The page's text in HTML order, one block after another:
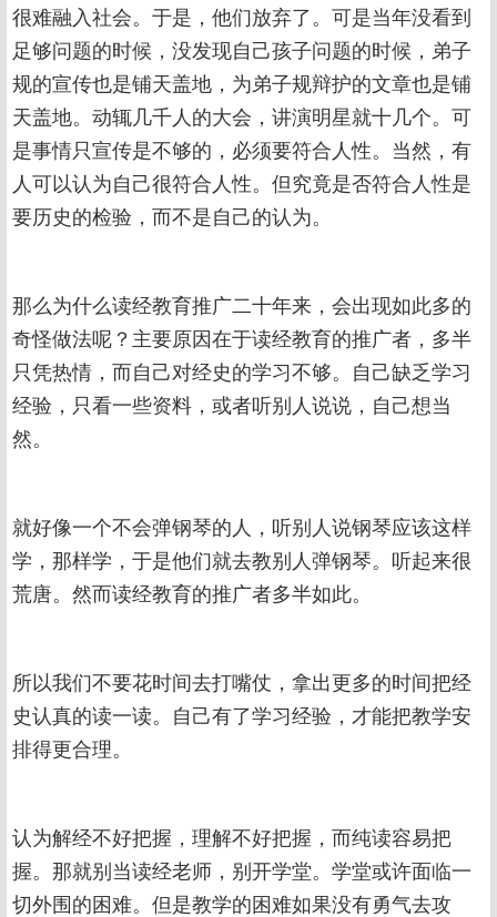
很难融入社会。于是，他们放弃了。可是当年没看到
足够问题的时候，没发现自己孩子问题的时候，弟子
规的宣传也是铺天盖地，为弟子规辩护的文章也是铺
天盖地。动辄几千人的大会，讲演明星就十几个。可
是事情只宣传是不够的，必须要符合人性。当然，有
人可以认为自己很符合人性。但究竟是否符合人性是
要历史的检验，而不是自己的认为。
那么为什么读经教育推广二十年来，会出现如此多的
奇怪做法呢？主要原因在于读经教育的推广者，多半
只凭热情，而自己对经史的学习不够。自己缺乏学习
经验，只看一些资料，或者听别人说说，自己想当
然。
就好像一个不会弹钢琴的人，听别人说钢琴应该这样
学，那样学，于是他们就去教别人弹钢琴。听起来很
荒唐。然而读经教育的推广者多半如此。
所以我们不要花时间去打嘴仗，拿出更多的时间把经
史认真的读一读。自己有了学习经验，才能把教学安
排得更合理。
认为解经不好把握，理解不好把握，而纯读容易把
握。那就别当读经老师，别开学堂。学堂或许面临一
切外围的困难。但是教学的困难如果没有勇气去攻